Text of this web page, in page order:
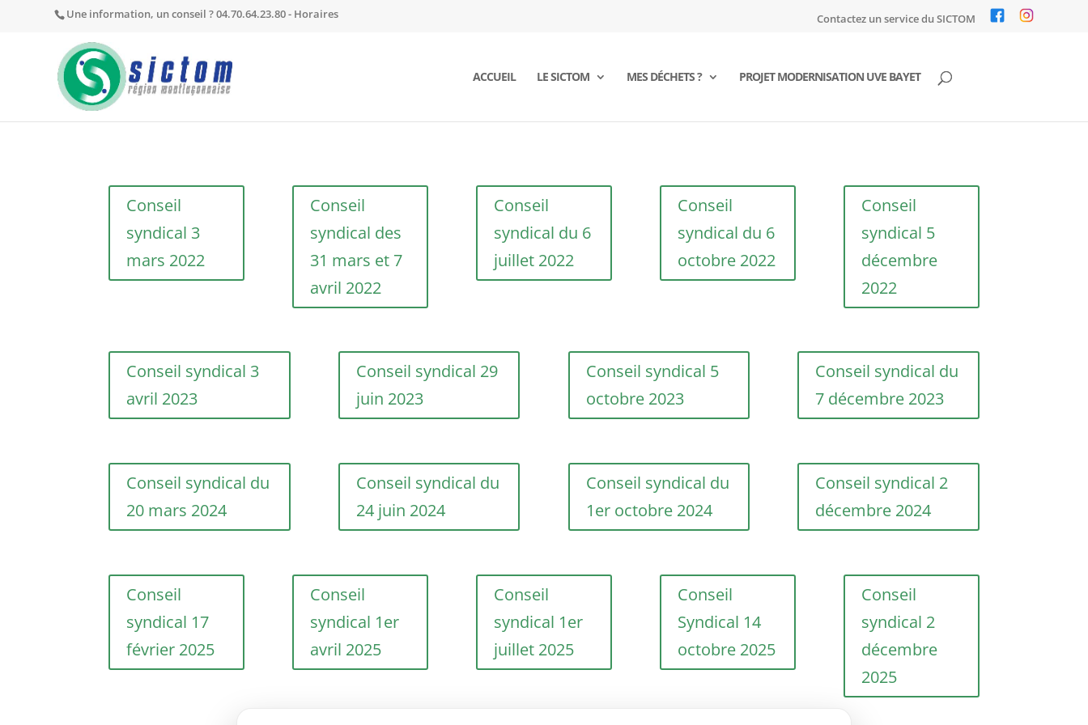
Une information, un conseil ? 04.70.64.23.80 - Horaires Contactez un service du SICTOM
ACCUEIL LE SICTOM MES DÉCHETS ? PROJET MODERNISATION UVE BAYET
Conseil
syndical 3
mars 2022
Conseil
syndical des
31 mars et 7
avril 2022
Conseil
syndical du 6
juillet 2022
Conseil
syndical du 6
octobre 2022
Conseil
syndical 5
décembre
2022
Conseil syndical 3
avril 2023
Conseil syndical 29
juin 2023
Conseil syndical 5
octobre 2023
Conseil syndical du
7 décembre 2023
Conseil syndical du
20 mars 2024
Conseil syndical du
24 juin 2024
Conseil syndical du
1er octobre 2024
Conseil syndical 2
décembre 2024
Conseil
syndical 17
février 2025
Conseil
syndical 1er
avril 2025
Conseil
syndical 1er
juillet 2025
Conseil
Syndical 14
octobre 2025
Conseil
syndical 2
décembre
2025